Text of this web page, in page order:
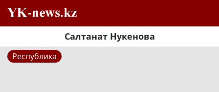
Салтанат Нукенова
Республика